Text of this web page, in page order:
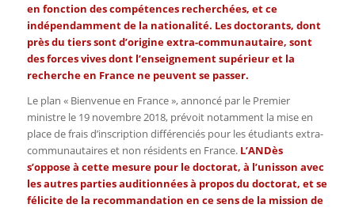
en fonction des compétences recherchées, et ce
indépendamment de la nationalité. Les doctorants, dont
près du tiers sont d’origine extra-communautaire, sont
des forces vives dont l’enseignement supérieur et la
recherche en France ne peuvent se passer.
Le plan « Bienvenue en France », annoncé par le Premier
ministre le 19 novembre 2018, prévoit notamment la mise en
place de frais d’inscription différenciés pour les étudiants extra-
communautaires et non résidents en France. L’ANDès
s’oppose à cette mesure pour le doctorat, à l’unisson avec
les autres parties auditionnées à propos du doctorat, et se
félicite de la recommandation en ce sens de la mission de